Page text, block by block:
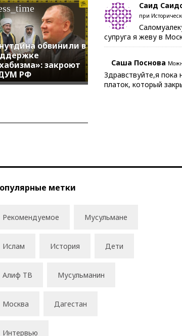
обвинили в
закроют
РФ
Саид
при
супруга я жеву в
Саша Поснова
Здравствуйте,я
платок, который
метки
Рекомендуемое Мусульмане
Ислам История Дети
Алиф ТВ Мусульманин
Москва Дагестан
Интервью